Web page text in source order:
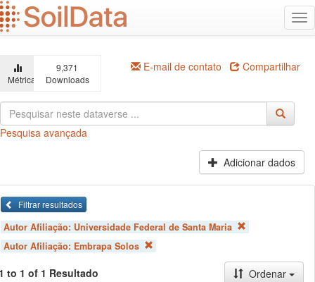
Ir
para
o
principal
Métricas
9,371
Downloads
E-mail de contato Compartilhar
Pesquisa avançada
Adicionar dados
Filtrar resultados
Autor Afiliação: Universidade Federal de Santa Maria
Autor Afiliação: Embrapa Solos
to 1 of 1 Resultado
Ordenar